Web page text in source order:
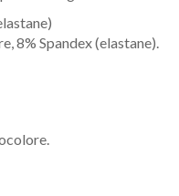
8% Spandex (elastane).